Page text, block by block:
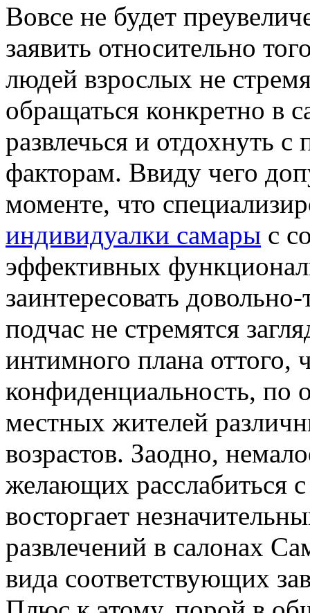
Вoвсe нe будет
заявить относительно
людей взрослых не
обращаться конкретно в
развлечься и отдохнуть
факторам. Ввиду чего
моменте, что
индивидуалки самары с
эффективных
заинтересовать
подчас не стремятся
интимного плана оттого,
конфиденциальность, по
местных жителей
возрастов. Заодно,
желающих расслабиться
восторгает
развлечений в салонах
вида соответствующих